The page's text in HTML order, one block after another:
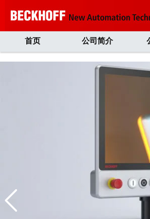
首页 公司简介